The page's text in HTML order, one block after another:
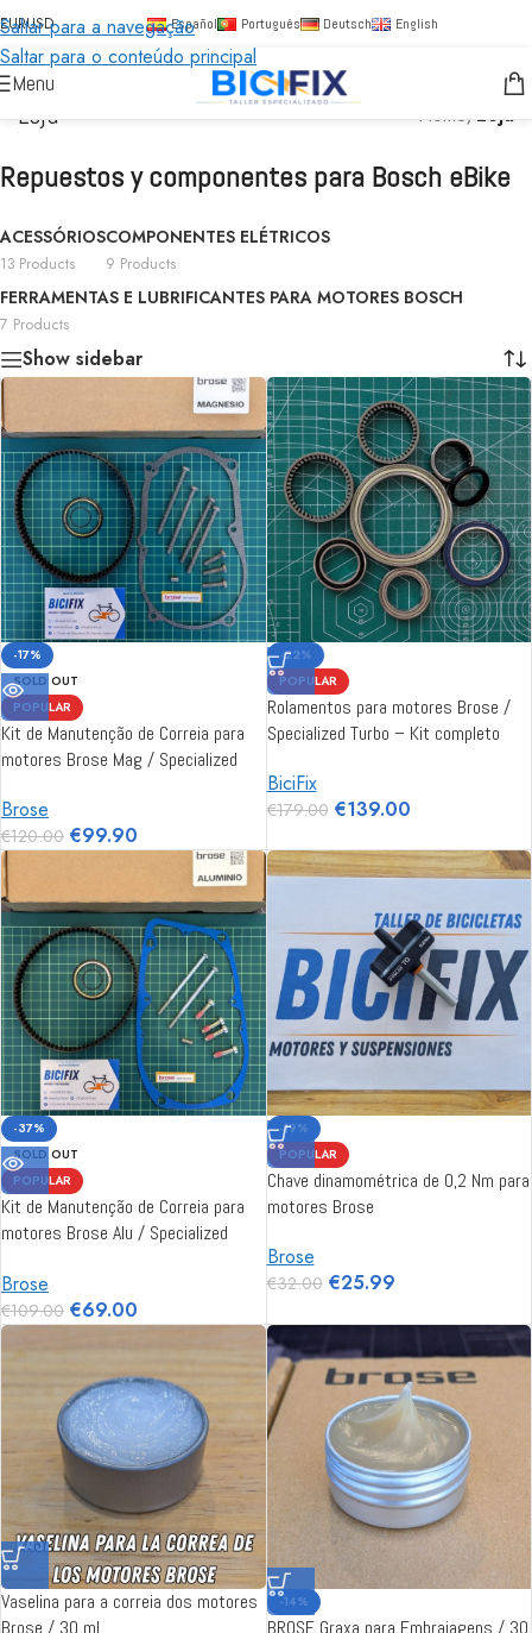
Saltar para a navegação
Saltar para o conteúdo principal
EURUSD Español Português Deutsch English
Menu
Loja Home/Loja
Repuestos y componentes para Bosch eBike
ACESSÓRIOS
13 Products
COMPONENTES ELÉTRICOS
9 Products
FERRAMENTAS E LUBRIFICANTES PARA MOTORES BOSCH
7 Products
Show sidebar
-17%
SOLD OUT
POPULAR
Kit de Manutenção de Correia para
motores Brose Mag / Specialized
Brose
€120.00 €99.90
-22%
POPULAR
Rolamentos para motores Brose /
Specialized Turbo – Kit completo
BiciFix
€179.00 €139.00
-37%
SOLD OUT
POPULAR
Kit de Manutenção de Correia para
motores Brose Alu / Specialized
Brose
€109.00 €69.00
-19%
POPULAR
Chave dinamométrica de 0,2 Nm para
motores Brose
Brose
€32.00 €25.99
Vaselina para a correia dos motores
Brose / 30 ml
-14%
BROSE Graxa para Embraiagens / 30